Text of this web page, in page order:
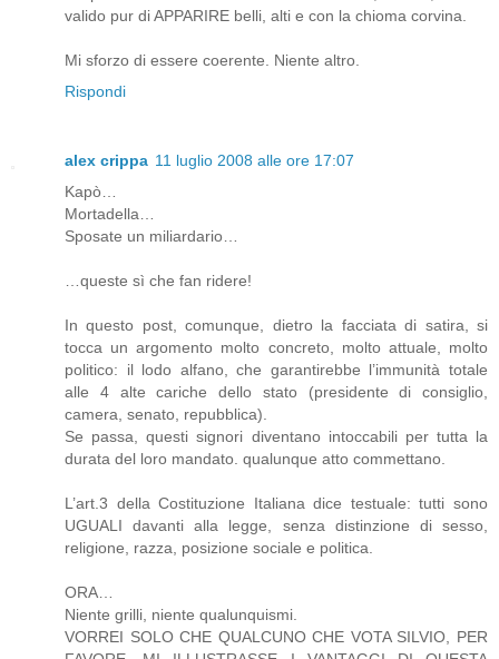
valido pur di APPARIRE belli, alti e con la chioma corvina.
Mi sforzo di essere coerente. Niente altro.
Rispondi
alex crippa 11 luglio 2008 alle ore 17:07
Kapò…
Mortadella…
Sposate un miliardario…
…queste sì che fan ridere!
In questo post, comunque, dietro la facciata di satira, si
tocca un argomento molto concreto, molto attuale, molto
politico: il lodo alfano, che garantirebbe l’immunità totale
alle 4 alte cariche dello stato (presidente di consiglio,
camera, senato, repubblica).
Se passa, questi signori diventano intoccabili per tutta la
durata del loro mandato. qualunque atto commettano.
L’art.3 della Costituzione Italiana dice testuale: tutti sono
UGUALI davanti alla legge, senza distinzione di sesso,
religione, razza, posizione sociale e politica.
ORA…
Niente grilli, niente qualunquismi.
VORREI SOLO CHE QUALCUNO CHE VOTA SILVIO, PER